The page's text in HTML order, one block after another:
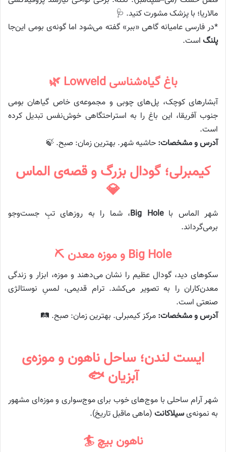
مالاریا؛ با پزشک مشورت کنید. 🩺
*در فارسی عامیانه گاهی «ببر» گفته می‌شود اما گونه‌ی بومی این‌جا
پلنگ است.
باغ گیاه‌شناسی Lowveld 🌿
آبشارهای کوچک، پل‌های چوبی و مجموعه‌ی خاص گیاهان بومی
جنوب آفریقا، این باغ را به استراحتگاهی خوش‌نفس تبدیل کرده
است.
آدرس و مشخصات: حاشیه شهر. بهترین زمان: صبح. 🍃
کیمبرلی؛ گودال بزرگ و قصه‌ی الماس
💎
شهر الماس باBig Hole، شما را به روزهای تبِ جست‌وجو
برمی‌گرداند.
Big Hole و موزه معدن ⛏️
سکوهای دید، گودال عظیم را نشان می‌دهند و موزه، ابزار و زندگی
معدن‌کاران را به تصویر می‌کشد. ترام قدیمی، لمسِ نوستالژی
صنعتی است.
آدرس و مشخصات: مرکز کیمبرلی. بهترین زمان: صبح. 🛤️
ایست لندن؛ ساحل ناهون و موزه‌ی
آبزیان 🐟
شهر آرام ساحلی با موج‌های خوب برای موج‌سواری و موزه‌ای مشهور
به نمونه‌یسیلاکانت (ماهی ماقبل تاریخ).
ناهون بیچ 🏄